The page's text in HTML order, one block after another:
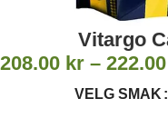
Vitargo
208.00 kr – 222.00
VELG SMAK